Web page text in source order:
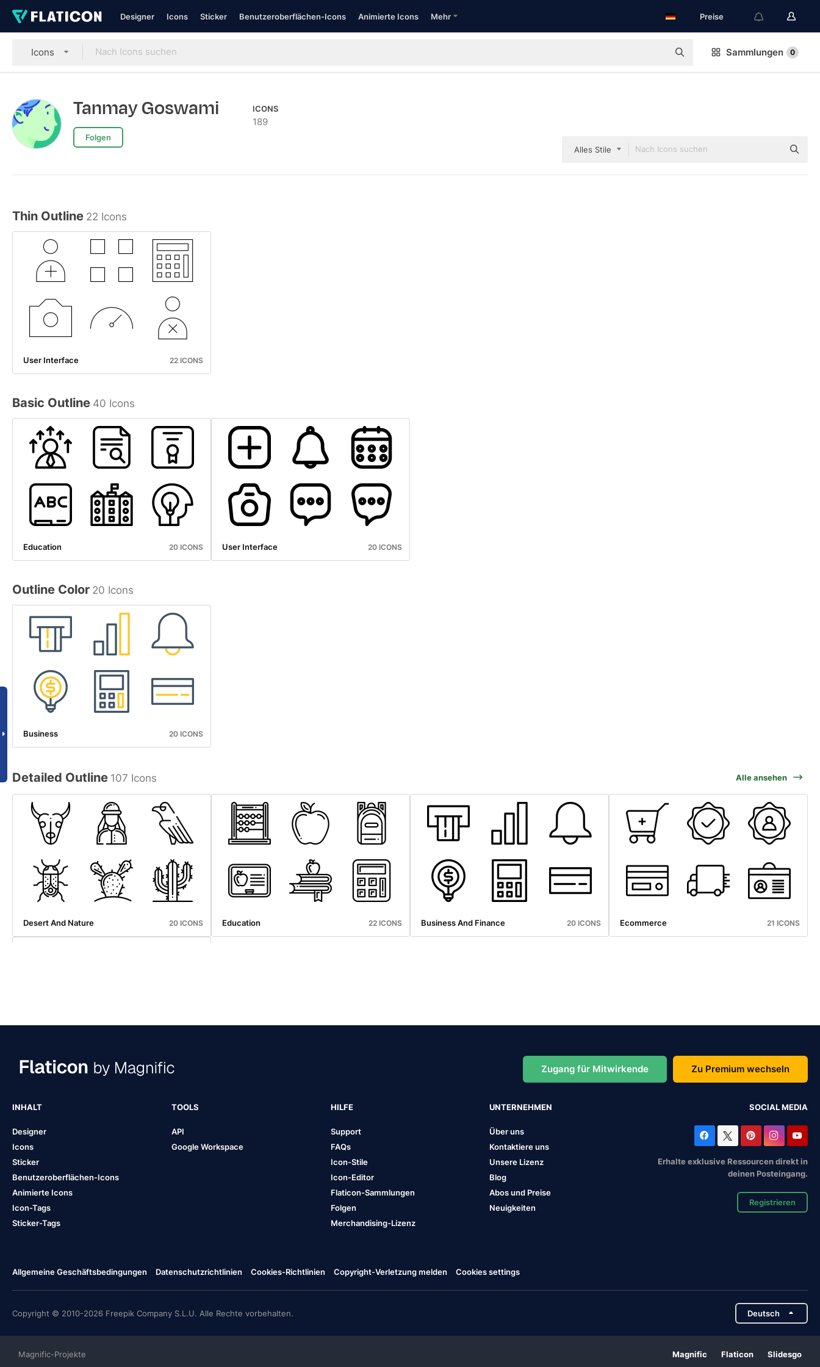
Designer Icons Sticker Benutzeroberflächen-Icons Animierte Icons Mehr Preise
Icons Sammlungen 0
Tanmay Goswami
Folgen
ICONS
189
Alles Stile
Thin Outline 22 Icons
User Interface 22 ICONS
Basic Outline 40 Icons
Education 20 ICONS User Interface 20 ICONS
Outline Color 20 Icons
Business 20 ICONS
Detailed Outline 107 Icons Alle ansehen
Desert And Nature 20 ICONS Education 22 ICONS Business And Finance 20 ICONS Ecommerce 21 ICONS
Date And Time 24 ICONS Zugang für Mitwirkende Zu Premium wechseln
INHALT
Designer
Icons
Sticker
Benutzeroberflächen-Icons
Animierte Icons
Icon-Tags
Sticker-Tags
TOOLS
API
Google Workspace
HILFE
Support
FAQs
Icon-Stile
Icon-Editor
Flaticon-Sammlungen
Folgen
Merchandising-Lizenz
UNTERNEHMEN
Über uns
Kontaktiere uns
Unsere Lizenz
Blog
Abos und Preise
Neuigkeiten
SOCIAL MEDIA
Erhalte exklusive Ressourcen direkt in
deinen Posteingang.
Registrieren
Allgemeine Geschäftsbedingungen Datenschutzrichtlinien Cookies-Richtlinien Copyright-Verletzung melden Cookies settings
Copyright © 2010-2026 Freepik Company S.L.U. Alle Rechte vorbehalten. Deutsch
Magnific-Projekte Magnific Flaticon Slidesgo